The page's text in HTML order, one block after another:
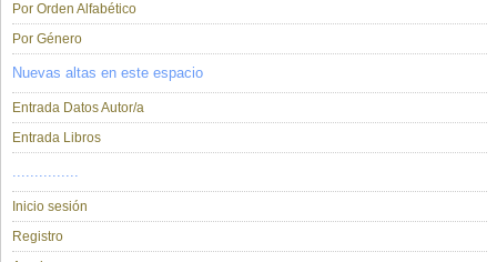
Por Orden Alfabético
Por Género
Nuevas altas en este espacio
Entrada Datos Autor/a
Entrada Libros
...............
Inicio sesión
Registro